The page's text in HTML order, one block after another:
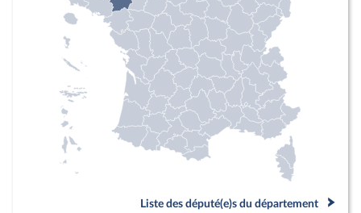
Liste des député(e)s du département